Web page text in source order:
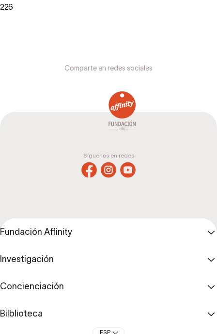
226
Comparte en redes sociales
Síguenos en redes
Fundación Affinity
Investigación
Concienciación
Bilblioteca
ESP